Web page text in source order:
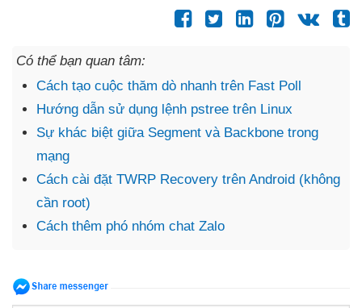
Có thể bạn quan tâm:
Cách tạo cuộc thăm dò nhanh trên Fast Poll
Hướng dẫn sử dụng lệnh pstree trên Linux
Sự khác biệt giữa Segment và Backbone trong
mạng
Cách cài đặt TWRP Recovery trên Android (không
cần root)
Cách thêm phó nhóm chat Zalo